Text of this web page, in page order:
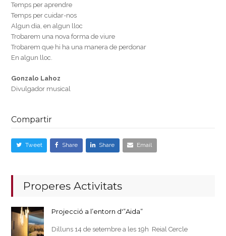
Temps per aprendre
Temps per cuidar-nos
Algun dia, en algun lloc
Trobarem una nova forma de viure
Trobarem que hi ha una manera de perdonar
En algun lloc.
Gonzalo Lahoz
Divulgador musical
Compartir
Tweet Share Share Email
Properes Activitats
Projecció a l’entorn d'”Aida”
Dilluns 14 de setembre a les 19h Reial Cercle